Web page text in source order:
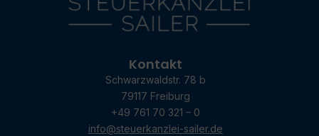
Kontakt
Schwarzwaldstr. 78 b
79117 Freiburg
+49 761 70 321 – 0
info@steuerkanzlei-sailer.de